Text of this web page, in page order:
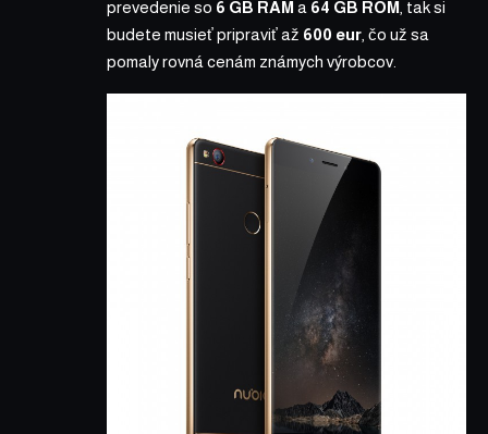
prevedenie so 6 GB RAM a 64 GB ROM , tak si
budete musieť pripraviť až 600 eur , čo už sa
pomaly rovná cenám známych výrobcov.